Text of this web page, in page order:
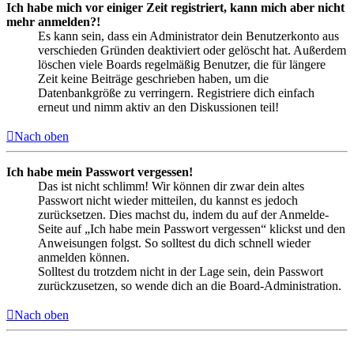
Ich habe mich vor einiger Zeit registriert, kann mich aber nicht
mehr anmelden?!
Es kann sein, dass ein Administrator dein Benutzerkonto aus
verschieden Gründen deaktiviert oder gelöscht hat. Außerdem
löschen viele Boards regelmäßig Benutzer, die für längere
Zeit keine Beiträge geschrieben haben, um die
Datenbankgröße zu verringern. Registriere dich einfach
erneut und nimm aktiv an den Diskussionen teil!
Nach oben
Ich habe mein Passwort vergessen!
Das ist nicht schlimm! Wir können dir zwar dein altes
Passwort nicht wieder mitteilen, du kannst es jedoch
zurücksetzen. Dies machst du, indem du auf der Anmelde-
Seite auf „Ich habe mein Passwort vergessen“ klickst und den
Anweisungen folgst. So solltest du dich schnell wieder
anmelden können.
Solltest du trotzdem nicht in der Lage sein, dein Passwort
zurückzusetzen, so wende dich an die Board-Administration.
Nach oben